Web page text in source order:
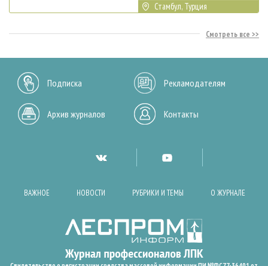
Стамбул, Турция
Смотреть все
Подписка Рекламодателям
Архив журналов Контакты
ВАЖНОЕ НОВОСТИ РУБРИКИ И ТЕМЫ О ЖУРНАЛЕ